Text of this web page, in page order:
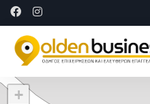
+